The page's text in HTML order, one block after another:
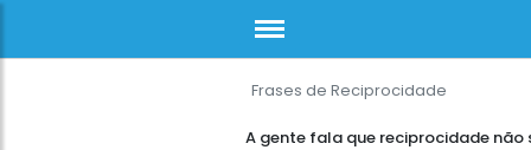
Frases de Reciprocidade
A gente fala que reciprocidade não